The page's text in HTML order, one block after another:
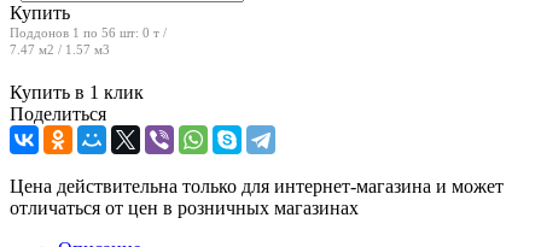
Купить
Поддонов 1 по 56 шт: 0 т /
7.47 м2 / 1.57 м3
Купить в 1 клик
Поделиться
Цена действительна только для интернет-магазина и может
отличаться от цен в розничных магазинах